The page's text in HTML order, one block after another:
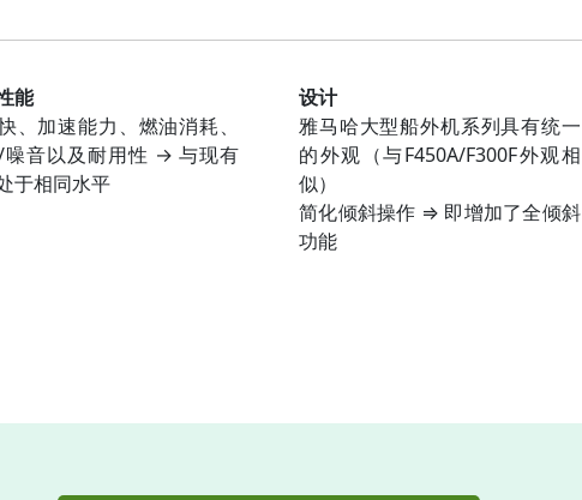
能
、加速能力、燃油消耗、
音以及耐用性 → 与现有
于相同水平
设计
雅马哈大型船外机系列具有统一
的外观（与F450A/F300F外观相
似）
简化倾斜操作 ⇒ 即增加了全倾斜
功能